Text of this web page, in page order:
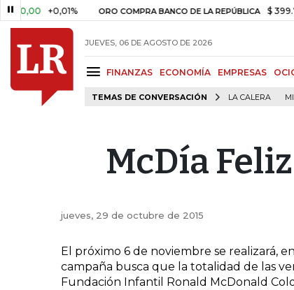
+0,01% ORO COMPRA BANCO DE LA REPÚBLICA $
JUEVES, 06 DE AGOSTO DE 2026
FINANZAS ECONOMÍA EMPRESAS
TEMAS DE CONVERSACIÓN LA CALERA
McDía
jueves, 29 de octubre de 2015
El próximo 6 de noviembre se realizará,
campaña busca que la totalidad de las
Fundación Infantil Ronald McDonald